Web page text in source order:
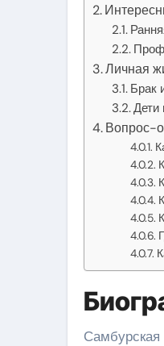
Личная
Брак
Дети
Вопрос-
Самбурская